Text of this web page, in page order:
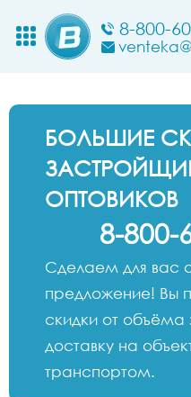
8-800-
БОЛЬШИЕ
ОПТОВИКОВ
8-800-
Сделаем для вас
предложение! Вы
скидки от объёма
доставку на
транспортом.